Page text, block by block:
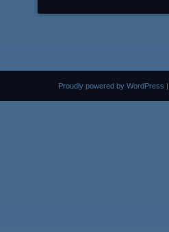
Proudly powered by WordPress |